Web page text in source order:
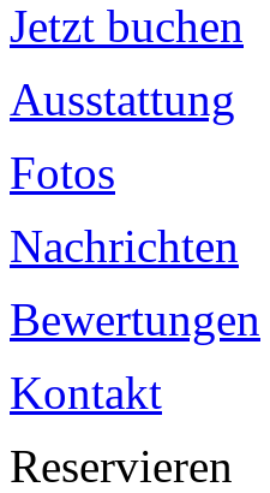
Jetzt buchen
Ausstattung
Fotos
Nachrichten
Bewertungen
Kontakt
Reservieren